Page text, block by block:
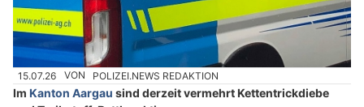
15.07.26 VON POLIZEI.NEWS REDAKTION
Im Kanton Aargau sind derzeit vermehrt Kettentrickdiebe